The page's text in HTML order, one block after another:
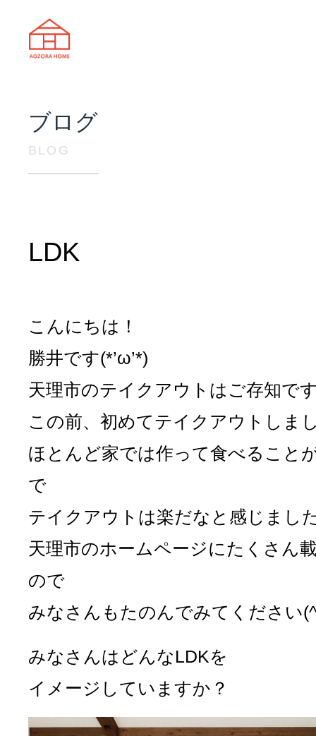
ブログ
BLOG
LDK
こんにちは！
勝井です(*’ω’*)
天理市のテイクアウトはご存知で
この前、初めてテイクアウトしま
ほとんど家では作って食べること
で
テイクアウトは楽だなと感じまし
天理市のホームページにたくさん
ので
みなさんもたのんでみてください
みなさんはどんなLDKを
イメージしていますか？